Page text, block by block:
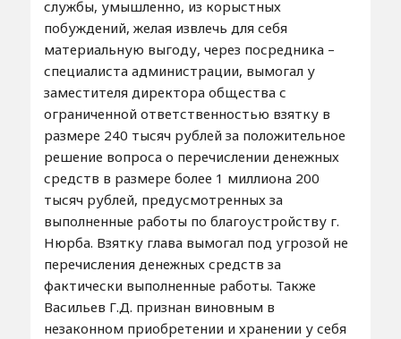
службы, умышленно, из корыстных
побуждений, желая извлечь для себя
материальную выгоду, через посредника –
специалиста администрации, вымогал у
заместителя директора общества с
ограниченной ответственностью взятку в
размере 240 тысяч рублей за положительное
решение вопроса о перечислении денежных
средств в размере более 1 миллиона 200
тысяч рублей, предусмотренных за
выполненные работы по благоустройству г.
Нюрба. Взятку глава вымогал под угрозой не
перечисления денежных средств за
фактически выполненные работы. Также
Васильев Г.Д. признан виновным в
незаконном приобретении и хранении у себя